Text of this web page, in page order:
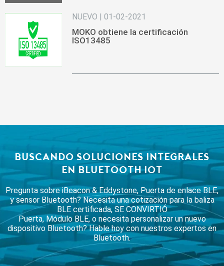
NUEVO | 01-02-2021
MOKO obtiene la certificación
ISO13485
BUSCANDO SOLUCIONES INTEGRALES
EN BLUETOOTH IOT
Pregunta sobre iBeacon & Eddystone, Puerta de enlace BLE,
y sensor Bluetooth? Necesita una cotización para la baliza
BLE certificada, SE CONVIRTIÓ
Puerta, Módulo BLE, o necesita personalizar un nuevo
dispositivo Bluetooth? Hable hoy con nuestros expertos en
Bluetooth.